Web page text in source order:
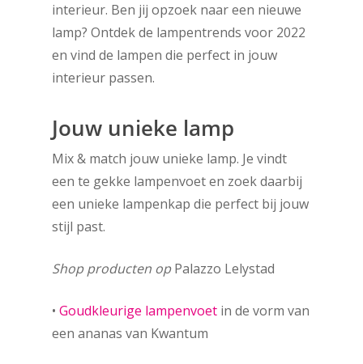
interieur. Ben jij opzoek naar een nieuwe
lamp? Ontdek de lampentrends voor 2022
en vind de lampen die perfect in jouw
interieur passen.
Jouw unieke lamp
Mix & match jouw unieke lamp. Je vindt
een te gekke lampenvoet en zoek daarbij
een unieke lampenkap die perfect bij jouw
stijl past.
Shop producten opPalazzo Lelystad
•Goudkleurige lampenvoet in de vorm van
een ananas van Kwantum